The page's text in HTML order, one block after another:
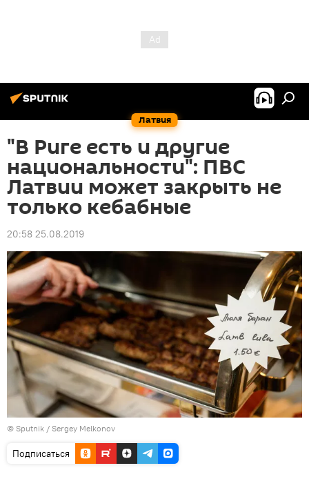
Латвия
"В Риге есть и другие
национальности": ПВС
Латвии может закрыть не
только кебабные
20:58 25.08.2019
© Sputnik / Sergey Melkonov
Подписаться